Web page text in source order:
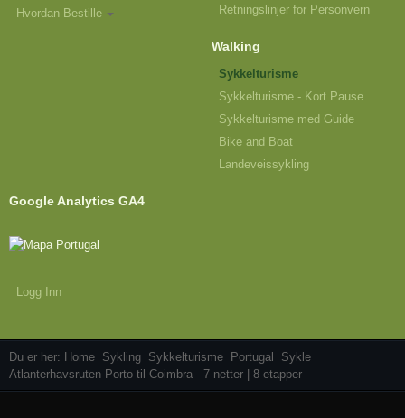
Hvordan Bestille
Retningslinjer for Personvern
Walking
Sykkelturisme
Sykkelturisme - Kort Pause
Sykkelturisme med Guide
Bike and Boat
Landeveissykling
Google Analytics GA4
Logg Inn
Du er her: Home Sykling Sykkelturisme Portugal
Sykle
Atlanterhavsruten Porto til Coimbra - 7 netter | 8 etapper